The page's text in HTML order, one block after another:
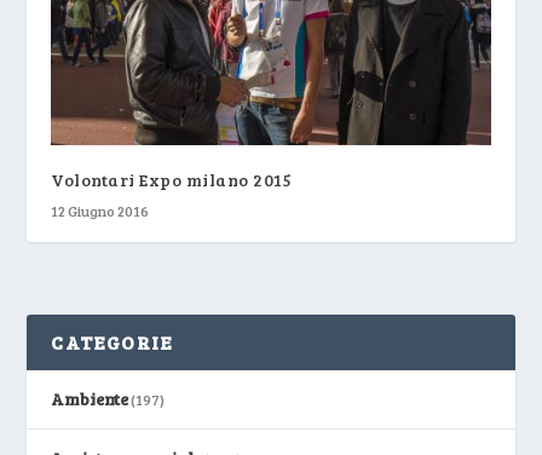
Volontari Expo milano 2015
12 Giugno 2016
CATEGORIE
Ambiente(197)